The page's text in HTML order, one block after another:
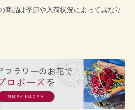
商品は季節や入荷状況によって異なり